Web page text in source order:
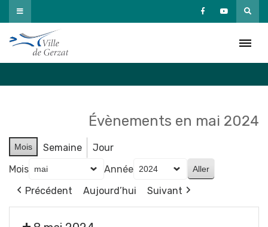
Passer
au
contenu
Évènements en mai 2024
Mois Semaine
Jour
Mois
Année
Précédent
Aujourd’hui Suivant